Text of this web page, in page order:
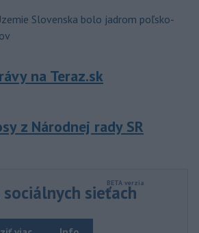
Slovenska bolo jadrom poľsko-
na Teraz.sk
z Národnej rady SR
sieťach